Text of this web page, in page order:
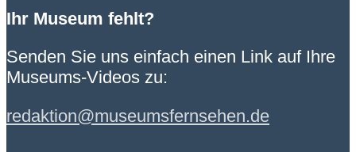
Ihr Museum fehlt?
Senden Sie uns einfach einen Link auf Ihre
Museums-Videos zu:
redaktion@museumsfernsehen.de